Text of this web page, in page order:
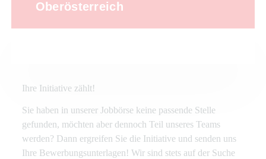
Oberösterreich
Ihre Initiative zählt!
Sie haben in unserer Jobbörse keine passende Stelle
gefunden, möchten aber dennoch Teil unseres Teams
werden? Dann ergreifen Sie die Initiative und senden uns
Ihre Bewerbungsunterlagen! Wir sind stets auf der Suche